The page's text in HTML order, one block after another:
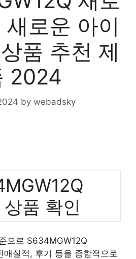
로운 아이
품 추천 제
2024
by webadsky
품 확인
으로 S634MGW12Q
매실적, 후기 등을 종합적으로